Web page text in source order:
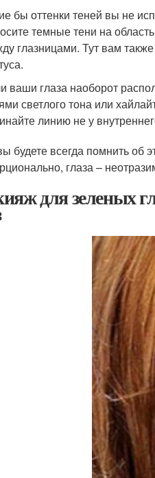
бы оттенки теней вы не
темные тени на
глазницами. Тут вам
ваши глаза наоборот
светлого тона или
линию не у
будете всегда помнить об
глаза –
для зеленых